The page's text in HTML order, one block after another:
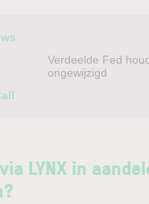
Verdeelde Fed
ongewijzigd
LYNX in